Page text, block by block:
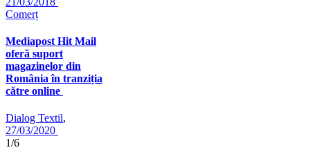
Comerț
Mediapost Hit Mail
oferă suport
magazinelor din
România în tranziția
către online
Dialog Textil,
27/03/2020
1/6